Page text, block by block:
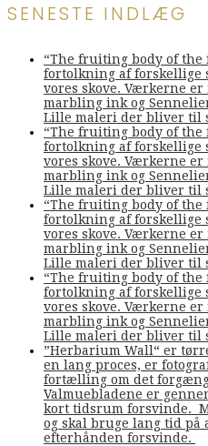
SENESTE INDLÆG
“The fruiting body of the
fortolkning af forskellige
vores skove. Værkerne er
marbling ink og
Lille maleri der bliver til
“The fruiting body of the
fortolkning af forskellige
vores skove. Værkerne er
marbling ink og
Lille maleri der bliver til
“The fruiting body of the
fortolkning af forskellige
vores skove. Værkerne er
marbling ink og
Lille maleri der bliver til
“The fruiting body of the
fortolkning af forskellige
vores skove. Værkerne er
marbling ink og
Lille maleri der bliver til
”Herbarium Wall“ er
en lang proces, er
fortælling om det
Valmuebladene er
kort tidsrum forsvinde.
og skal bruge lang tid på
efterhånden forsvinde.